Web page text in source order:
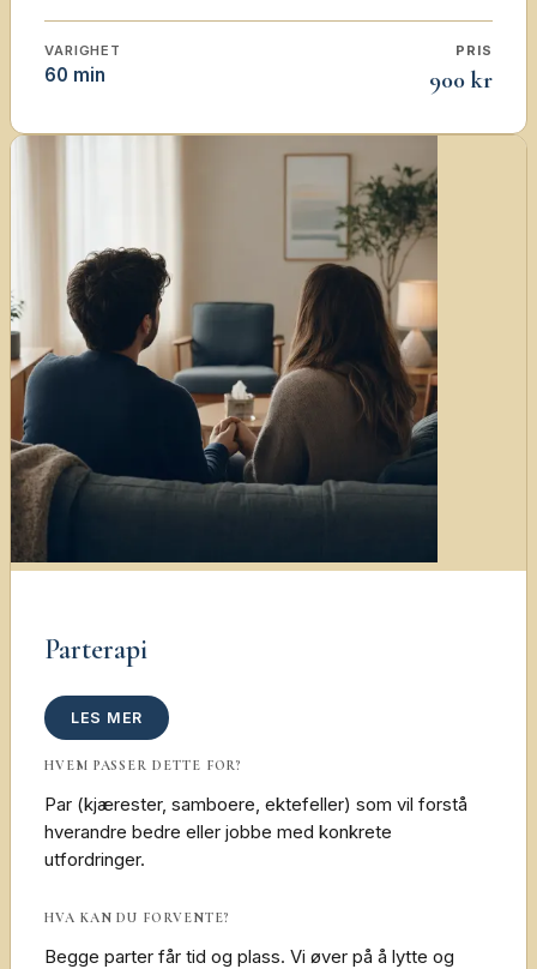
VARIGHET
60 min
PRIS
900 kr
Parterapi
LES MER
HVEM PASSER DETTE FOR?
Par (kjærester, samboere, ektefeller) som vil forstå
hverandre bedre eller jobbe med konkrete
utfordringer.
HVA KAN DU FORVENTE?
Begge parter får tid og plass. Vi øver på å lytte og